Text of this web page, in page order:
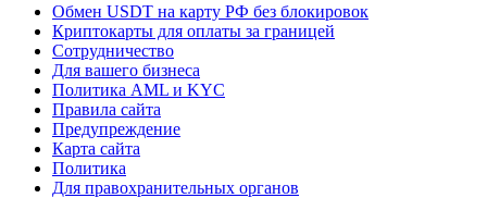
Обмен USDT на карту РФ без блокировок
Криптокарты для оплаты за границей
Сотрудничество
Для вашего бизнеса
Политика AML и KYC
Правила сайта
Предупреждение
Карта сайта
Политика
Для правохранительных органов